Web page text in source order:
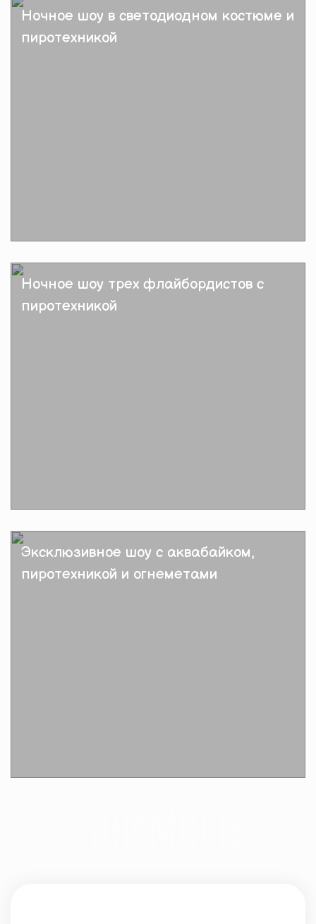
Ночное шоу в светодиодном костюме и
пиротехникой
Подробнее
Ночное шоу трех флайбордистов с
пиротехникой
Подробнее
Эксклюзивное шоу с аквабайком,
пиротехникой и огнеметами